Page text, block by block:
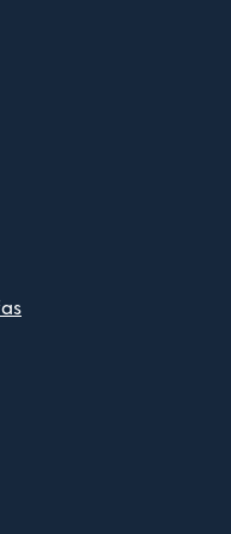
nueva)nueva)
ventana nueva)
en una ventana nueva)